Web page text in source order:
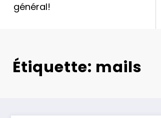
général!
Étiquette: mails